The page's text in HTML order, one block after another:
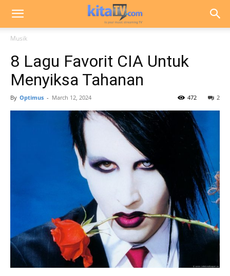
Musik
8 Lagu Favorit CIA Untuk
Menyiksa Tahanan
By Optimus - March 12, 2024 2
472